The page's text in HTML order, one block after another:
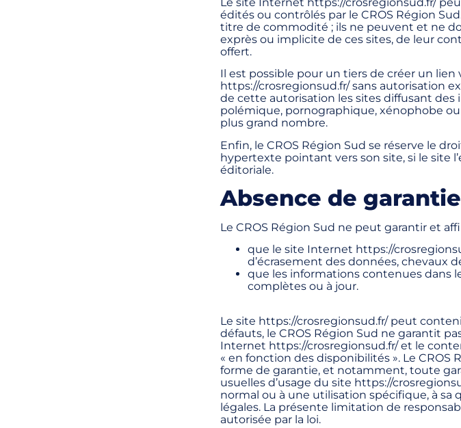
édités ou contrôlés par le CROS Région
titre de commodité ; ils ne peuvent et ne
exprès ou implicite de ces sites, de leur
offert.
Il est possible pour un tiers de créer un lien
https://crosregionsud.fr/ sans autorisation
de cette autorisation les sites diffusant des
polémique, pornographique, xénophobe
plus grand nombre.
Enfin, le CROS Région Sud se réserve le
hypertexte pointant vers son site, si le site
éditoriale.
Absence de garantie
Le CROS Région Sud ne peut garantir et
que le site Internet https://
d’écrasement des données, chevaux
que les informations contenues dans
complètes ou à jour.
Le site https://crosregionsud.fr/ peut
défauts, le CROS Région Sud ne garantit
Internet https://crosregionsud.fr/ et le
« en fonction des disponibilités ». Le
forme de garantie, et notamment, toute
usuelles d’usage du site https://
normal ou à une utilisation spécifique, à
légales. La présente limitation de
autorisée par la loi.